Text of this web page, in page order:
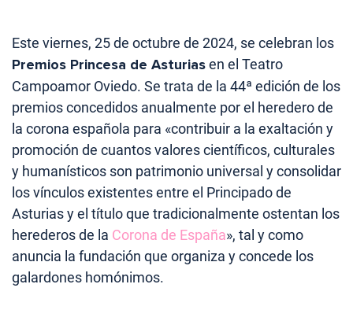
Este viernes, 25 de octubre de 2024, se celebran los
Premios Princesa de Asturiasen el Teatro
Campoamor Oviedo. Se trata de la 44ª edición de los
premios concedidos anualmente por el heredero de
la corona española para «contribuir a la exaltación y
promoción de cuantos valores científicos, culturales
y humanísticos son patrimonio universal y consolidar
los vínculos existentes entre el Principado de
Asturias y el título que tradicionalmente ostentan los
herederos de la Corona de España», tal y como
anuncia la fundación que organiza y concede los
galardones homónimos.